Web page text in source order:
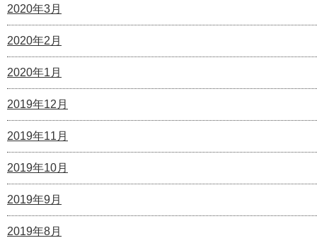
2020年3月
2020年2月
2020年1月
2019年12月
2019年11月
2019年10月
2019年9月
2019年8月